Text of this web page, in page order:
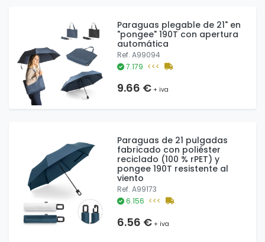
Paraguas plegable de 21" en
"pongee" 190T con apertura
automática
Ref. A99094
7.179 <<<
9.66 €+ iva
Paraguas de 21 pulgadas
fabricado con poliéster
reciclado (100 % rPET) y
pongee 190T resistente al
viento
Ref. A99173
6.156 <<<
6.56 €+ iva